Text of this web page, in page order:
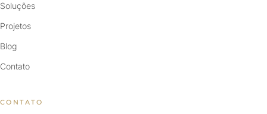
Soluções
Projetos
Blog
Contato
CONTATO